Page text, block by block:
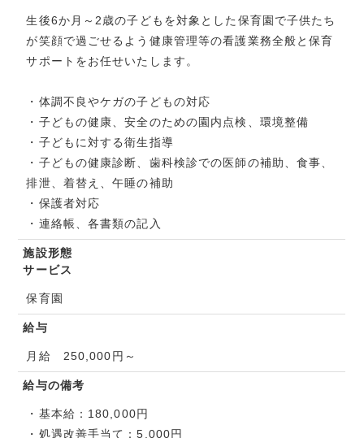
生後6か月～2歳の子どもを対象とした保育園で子供たち
が笑顔で過ごせるよう健康管理等の看護業務全般と保育
サポートをお任せいたします。
・体調不良やケガの子どもの対応
・子どもの健康、安全のための園内点検、環境整備
・子どもに対する衛生指導
・子どもの健康診断、歯科検診での医師の補助、食事、
排泄、着替え、午睡の補助
・保護者対応
・連絡帳、各書類の記入
施設形態
サービス
保育園
給与
月給 250,000円～
給与の備考
・基本給：180,000円
・処遇改善手当て：5,000円